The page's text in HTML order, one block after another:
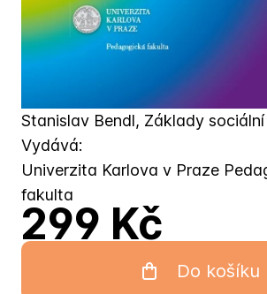
Stanislav Bendl, Základy
Vydává:
Univerzita Karlova v Praze
fakulta
299 Kč
Do košíku